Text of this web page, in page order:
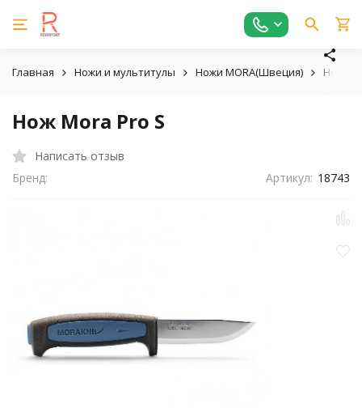
Главная Ножи и мультитулы Ножи MORA(Швеция) Нож
Нож Mora Pro S
Написать отзыв
Бренд:
Артикул: 18743